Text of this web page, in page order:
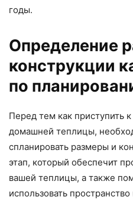
годы.
Определение
конструкции
по
Перед тем как приступить
домашней теплицы,
спланировать размеры и
этап, который обеспечит
вашей теплицы, а также
использовать